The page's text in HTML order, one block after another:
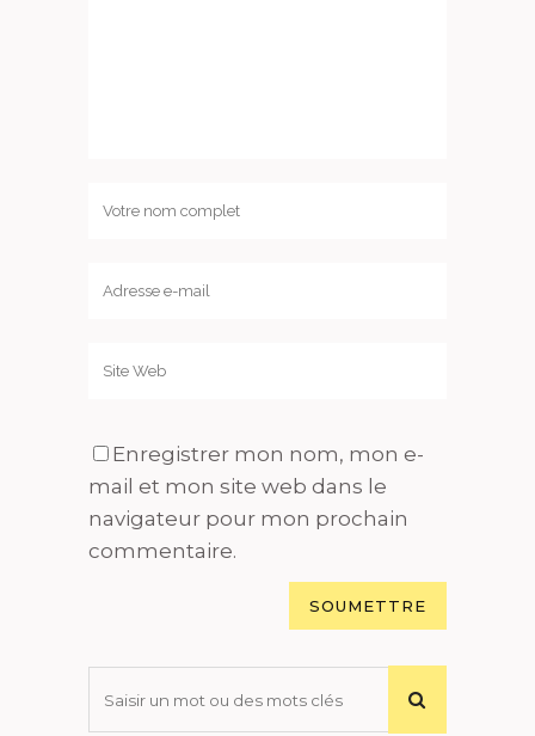
Enregistrer mon nom, mon e-
mail et mon site web dans le
navigateur pour mon prochain
commentaire.